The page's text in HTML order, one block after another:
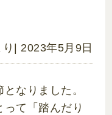
| 2023年5月9日
なりました。
て「踏んだり